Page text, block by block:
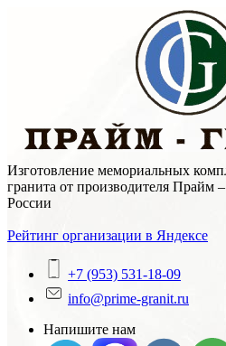
Изготовление мемориальных
гранита от производителя Прайм
России
Рейтинг организации в Яндексе
+7 (953) 531-18-09
info@prime-granit.ru
Напишите нам